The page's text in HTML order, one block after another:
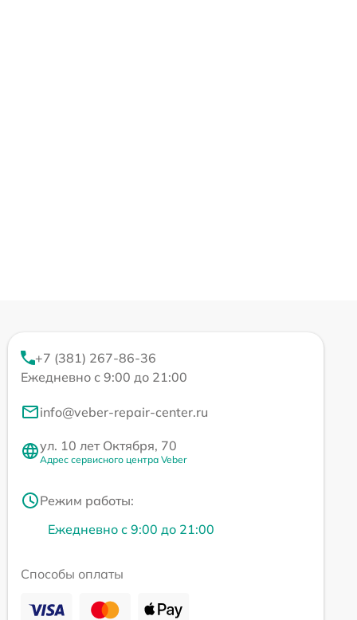
+7 (381) 267-86-36
Ежедневно с 9:00 до 21:00
info@veber-repair-center.ru
ул. 10 лет Октября, 70
Адрес сервисного центра Veber
Режим работы:
Ежедневно с 9:00 до 21:00
Способы оплаты